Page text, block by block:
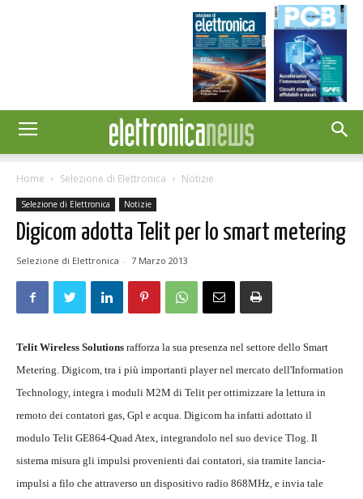
Home Selezione di Elettronica Notizie
Selezione di Elettronica Notizie
Digicom adotta Telit per lo smart metering
Selezione di Elettronica - 7 Marzo 2013
Telit Wireless Solutions rafforza la sua presenza nel settore dello Smart
Metering. Digicom, tra i più importanti player nel mercato dell'Information
Technology, integra i moduli M2M di Telit per ottimizzare la lettura in
remoto dei contatori gas, Gpl e acqua. Digicom ha infatti adottato il
modulo Telit GE864-Quad Atex, integrandolo nel suo device Tlog. Il
sistema misura gli impulsi provenienti dai contatori, sia tramite lancia-
impulsi a filo che attraverso un dispositivo radio 868MHz, e invia tale